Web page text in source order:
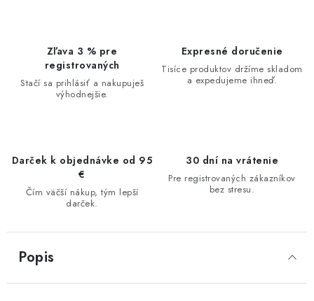
Zľava 3 % pre
registrovaných
Stačí sa prihlásiť a nakupuješ
výhodnejšie.
Expresné doručenie
Tisíce produktov držíme skladom
a expedujeme ihneď.
Darček k objednávke od 95
€
Čím väčší nákup, tým lepší
darček.
30 dní na vrátenie
Pre registrovaných zákazníkov
bez stresu.
Popis